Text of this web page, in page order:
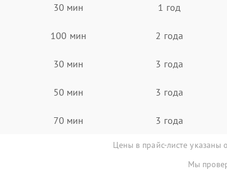
30 мин 1 год
100 мин 2 года
30 мин 3 года
50 мин 3 года
70 мин 3 года
Цены в прайс-листе указаны
Мы